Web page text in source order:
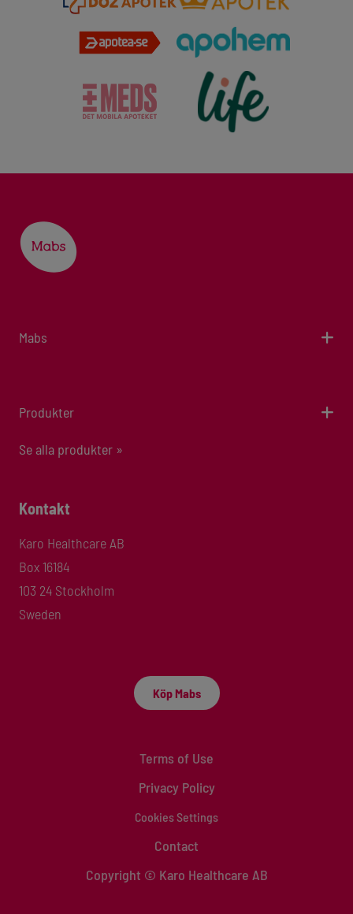
Mabs
Produkter
Se alla produkter »
Kontakt
Karo Healthcare AB
Box 16184
103 24 Stockholm
Sweden
Köp Mabs
Terms of Use
Privacy Policy
Cookies Settings
Contact
Copyright © Karo Healthcare AB